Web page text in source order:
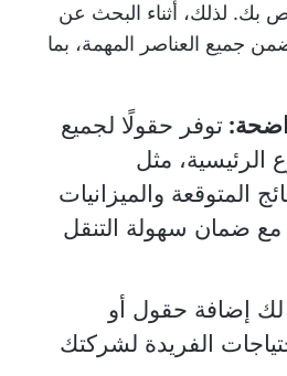
بك. لذلك، أثناء البحث عن
جميع العناصر المهمة، بما
توفر حقولًا لجميع
مثل
المتوقعة والميزانيات
مع ضمان سهولة التنقل
لك إضافة حقول أو
الفريدة لشركتك